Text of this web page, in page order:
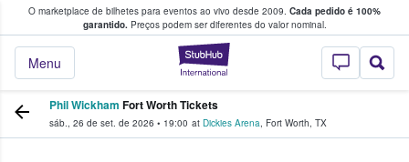
O marketplace de bilhetes para eventos ao vivo desde 2009. Cada pedido é 100%
garantido.Preços podem ser diferentes do valor nominal.
StubHub – onde
Menu
fãs compram e vendem bilhetes
Phil Wickham Fort Worth Tickets
sáb., 26 de set. de 2026 • 19:00 at Dickies Arena, Fort Worth, TX